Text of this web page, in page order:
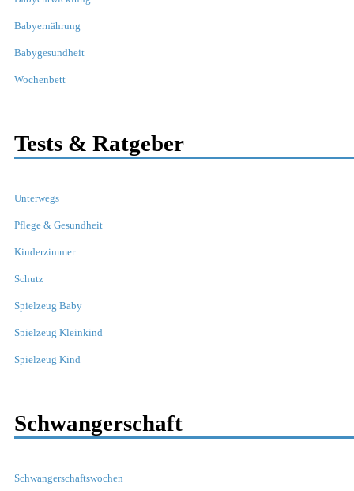
Babyernährung
Babygesundheit
Wochenbett
Tests & Ratgeber
Unterwegs
Pflege & Gesundheit
Kinderzimmer
Schutz
Spielzeug Baby
Spielzeug Kleinkind
Spielzeug Kind
Schwangerschaft
Schwangerschaftswochen